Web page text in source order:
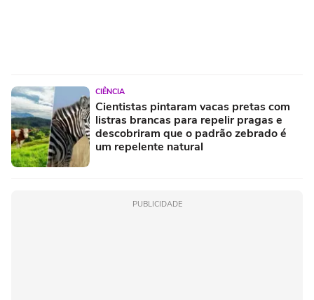
CIÊNCIA
Cientistas pintaram vacas pretas com
listras brancas para repelir pragas e
descobriram que o padrão zebrado é
um repelente natural
PUBLICIDADE